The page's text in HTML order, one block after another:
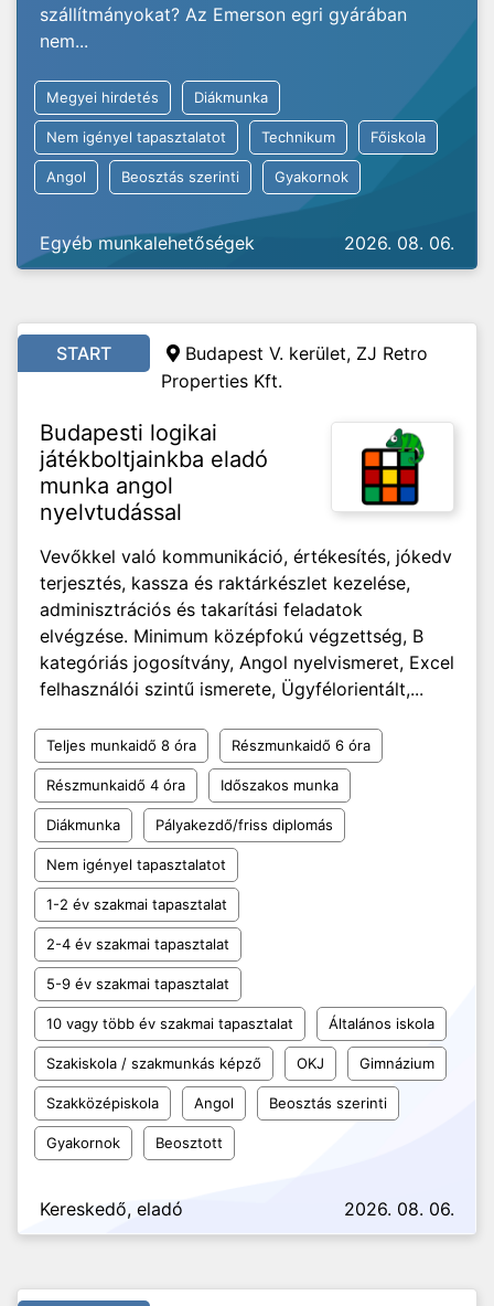
szállítmányokat? Az Emerson egri gyárában
nem...
Megyei hirdetés Diákmunka
Nem igényel tapasztalatot Technikum Főiskola
Angol Beosztás szerinti Gyakornok
Egyéb munkalehetőségek 2026. 08. 06.
START
Budapest V. kerület, ZJ Retro
Properties Kft.
Budapesti logikai
játékboltjainkba eladó
munka angol
nyelvtudással
Vevőkkel való kommunikáció, értékesítés, jókedv
terjesztés, kassza és raktárkészlet kezelése,
adminisztrációs és takarítási feladatok
elvégzése. Minimum középfokú végzettség, B
kategóriás jogosítvány, Angol nyelvismeret, Excel
felhasználói szintű ismerete, Ügyfélorientált,...
Teljes munkaidő 8 óra Részmunkaidő 6 óra
Részmunkaidő 4 óra Időszakos munka
Diákmunka Pályakezdő/friss diplomás
Nem igényel tapasztalatot
1-2 év szakmai tapasztalat
2-4 év szakmai tapasztalat
5-9 év szakmai tapasztalat
10 vagy több év szakmai tapasztalat Általános iskola
Szakiskola / szakmunkás képző OKJ Gimnázium
Szakközépiskola Angol Beosztás szerinti
Gyakornok Beosztott
Kereskedő, eladó 2026. 08. 06.